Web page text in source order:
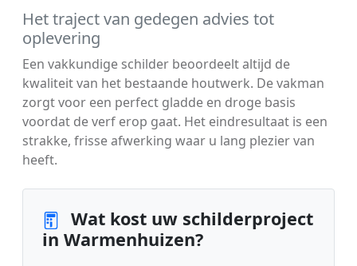
Het traject van gedegen advies tot
oplevering
Een vakkundige schilder beoordeelt altijd de
kwaliteit van het bestaande houtwerk. De vakman
zorgt voor een perfect gladde en droge basis
voordat de verf erop gaat. Het eindresultaat is een
strakke, frisse afwerking waar u lang plezier van
heeft.
Wat kost uw schilderproject
in Warmenhuizen?